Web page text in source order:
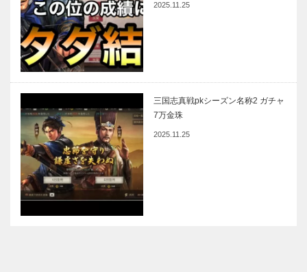
2025.11.25
三国志真戦pkシーズン名称2 ガチャ
7万金珠
2025.11.25